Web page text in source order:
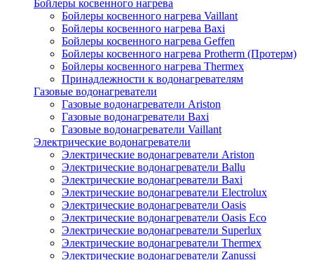
Бойлеры косвенного нагрева
Бойлеры косвенного нагрева Vaillant
Бойлеры косвенного нагрева Baxi
Бойлеры косвенного нагрева Geffen
Бойлеры косвенного нагрева Protherm (Протерм)
Бойлеры косвенного нагрева Thermex
Принадлежности к водонагревателям
Газовые водонагреватели
Газовые водонагреватели Ariston
Газовые водонагреватели Baxi
Газовые водонагреватели Vaillant
Электрические водонагреватели
Электрические водонагреватели Ariston
Электрические водонагреватели Ballu
Электрические водонагреватели Baxi
Электрические водонагреватели Electrolux
Электрические водонагреватели Oasis
Электрические водонагреватели Oasis Eco
Электрические водонагреватели Superlux
Электрические водонагреватели Thermex
Электрические водонагреватели Zanussi